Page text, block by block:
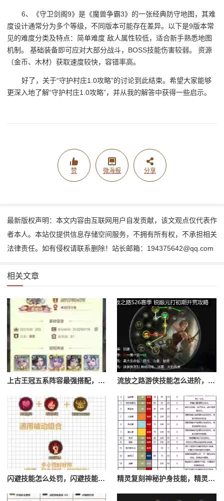
6、《守卫剑阁9》是《魔兽争霸3》的一张经典防守地图，其难
度设计通常分为多个等级，不同版本可能存在差异。以下是9版本常
见的难度分类及特点：简单难度 敌人属性较低，适合新手熟悉地图
机制。 基础装备即可应对大部分战斗，BOSS技能伤害较弱。 资源
（金币、木材）获取速度较快，容错率高。
好了，关于“守护村庄1.0攻略”的讨论到此结束。希望大家能够
更深入地了解“守护村庄1.0攻略”，并从我的解答中获得一些启示。
赞 微海报 分享
最新版权声明：本文内容由互联网用户自发贡献，该文观点仅代表作
者本人。本站仅提供信息存储空间服务，不拥有所有权，不承担相关
法律责任。如有侵权请联系删除！站长邮箱：194375642@qq.com
相关文章
上古王冠五系阵容最强搭配，上古王冠五星排行 流放之路游侠技能怎么进阶，流放之路游侠技能怎么进阶的
闪避技能怎么处罚，闪避技能怎么处罚队友 精灵复刻神秘护身技能，精灵复刻攻略